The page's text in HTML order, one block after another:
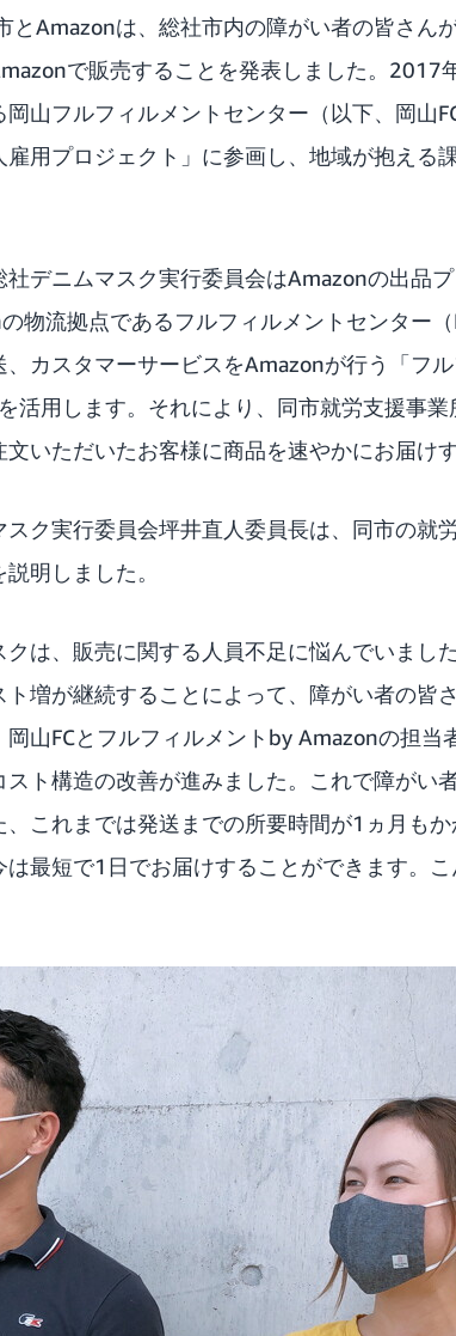
Amazonは、総社市内の障がい者の皆さん
で販売することを発表しました。2017
山フルフィルメントセンター（以下、岡山
用プロジェクト」に参画し、地域が抱える
デニムマスク実行委員会はAmazonの出品
物流拠点であるフルフィルメントセンター
カスタマーサービスをAmazonが行う「フ
活用します。それにより、同市就労支援事
いただいたお客様に商品を速やかにお届け
ク実行委員会坪井直人委員長は、同市の就
明しました。
クは、販売に関する人員不足に悩んでいまし
増が継続することによって、障がい者の皆
山FCとフルフィルメントby Amazonの担当
ト構造の改善が進みました。これで障がい
これまでは発送までの所要時間が1ヵ月も
最短で1日でお届けすることができます。